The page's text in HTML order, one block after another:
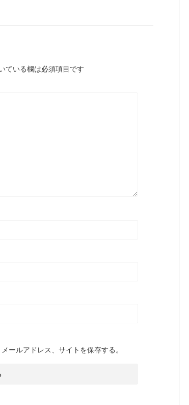
ている欄は必須項目です
ールアドレス、サイトを保存する。